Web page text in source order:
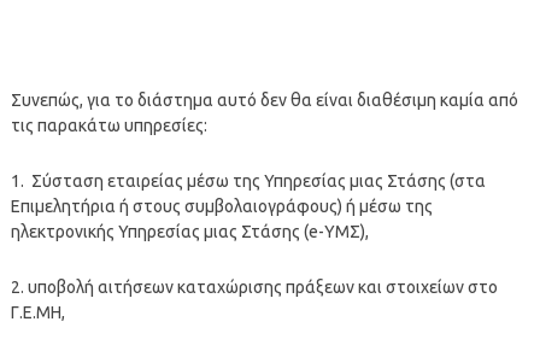
Συνεπώς, για το διάστημα αυτό δεν θα είναι διαθέσιμη καμία από
τις παρακάτω υπηρεσίες:
1. Σύσταση εταιρείας μέσω της Υπηρεσίας μιας Στάσης (στα
Επιμελητήρια ή στους συμβολαιογράφους) ή μέσω της
ηλεκτρονικής Υπηρεσίας μιας Στάσης (e-ΥΜΣ),
2. υποβολή αιτήσεων καταχώρισης πράξεων και στοιχείων στο
Γ.Ε.ΜΗ,